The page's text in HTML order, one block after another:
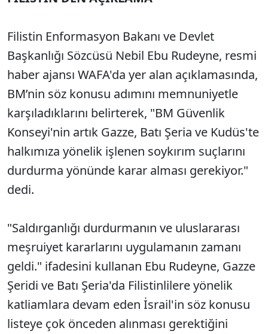
Filistin Enformasyon Bakanı ve Devlet
Başkanlığı Sözcüsü Nebil Ebu Rudeyne, resmi
haber ajansı WAFA'da yer alan açıklamasında,
BM’nin söz konusu adımını memnuniyetle
karşıladıklarını belirterek, "BM Güvenlik
Konseyi'nin artık Gazze, Batı Şeria ve Kudüs'te
halkımıza yönelik işlenen soykırım suçlarını
durdurma yönünde karar alması gerekiyor."
dedi.
"Saldırganlığı durdurmanın ve uluslararası
meşruiyet kararlarını uygulamanın zamanı
geldi." ifadesini kullanan Ebu Rudeyne, Gazze
Şeridi ve Batı Şeria'da Filistinlilere yönelik
katliamlara devam eden İsrail'in söz konusu
listeye çok önceden alınması gerektiğini